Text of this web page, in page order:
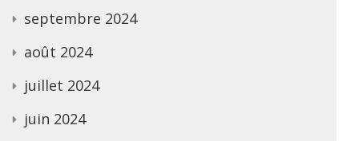
septembre 2024
août 2024
juillet 2024
juin 2024